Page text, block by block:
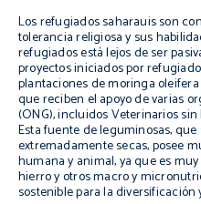
Los refugiados saharauis son
tolerancia religiosa y sus
refugiados está lejos de ser
proyectos iniciados por
plantaciones demoringa oleifera
que reciben el apoyo de varias
(ONG), incluidos Veterinarios sin
Esta fuente de leguminosas,
extremadamente secas, posee
humana y animal, ya que es
hierro y otros macro y
sostenible para la